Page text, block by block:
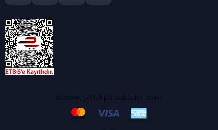
© 2018, yedekparcabudur..com